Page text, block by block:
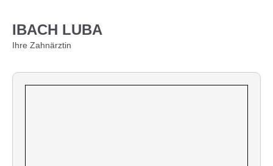
IBACH LUBA
Ihre Zahnärztin